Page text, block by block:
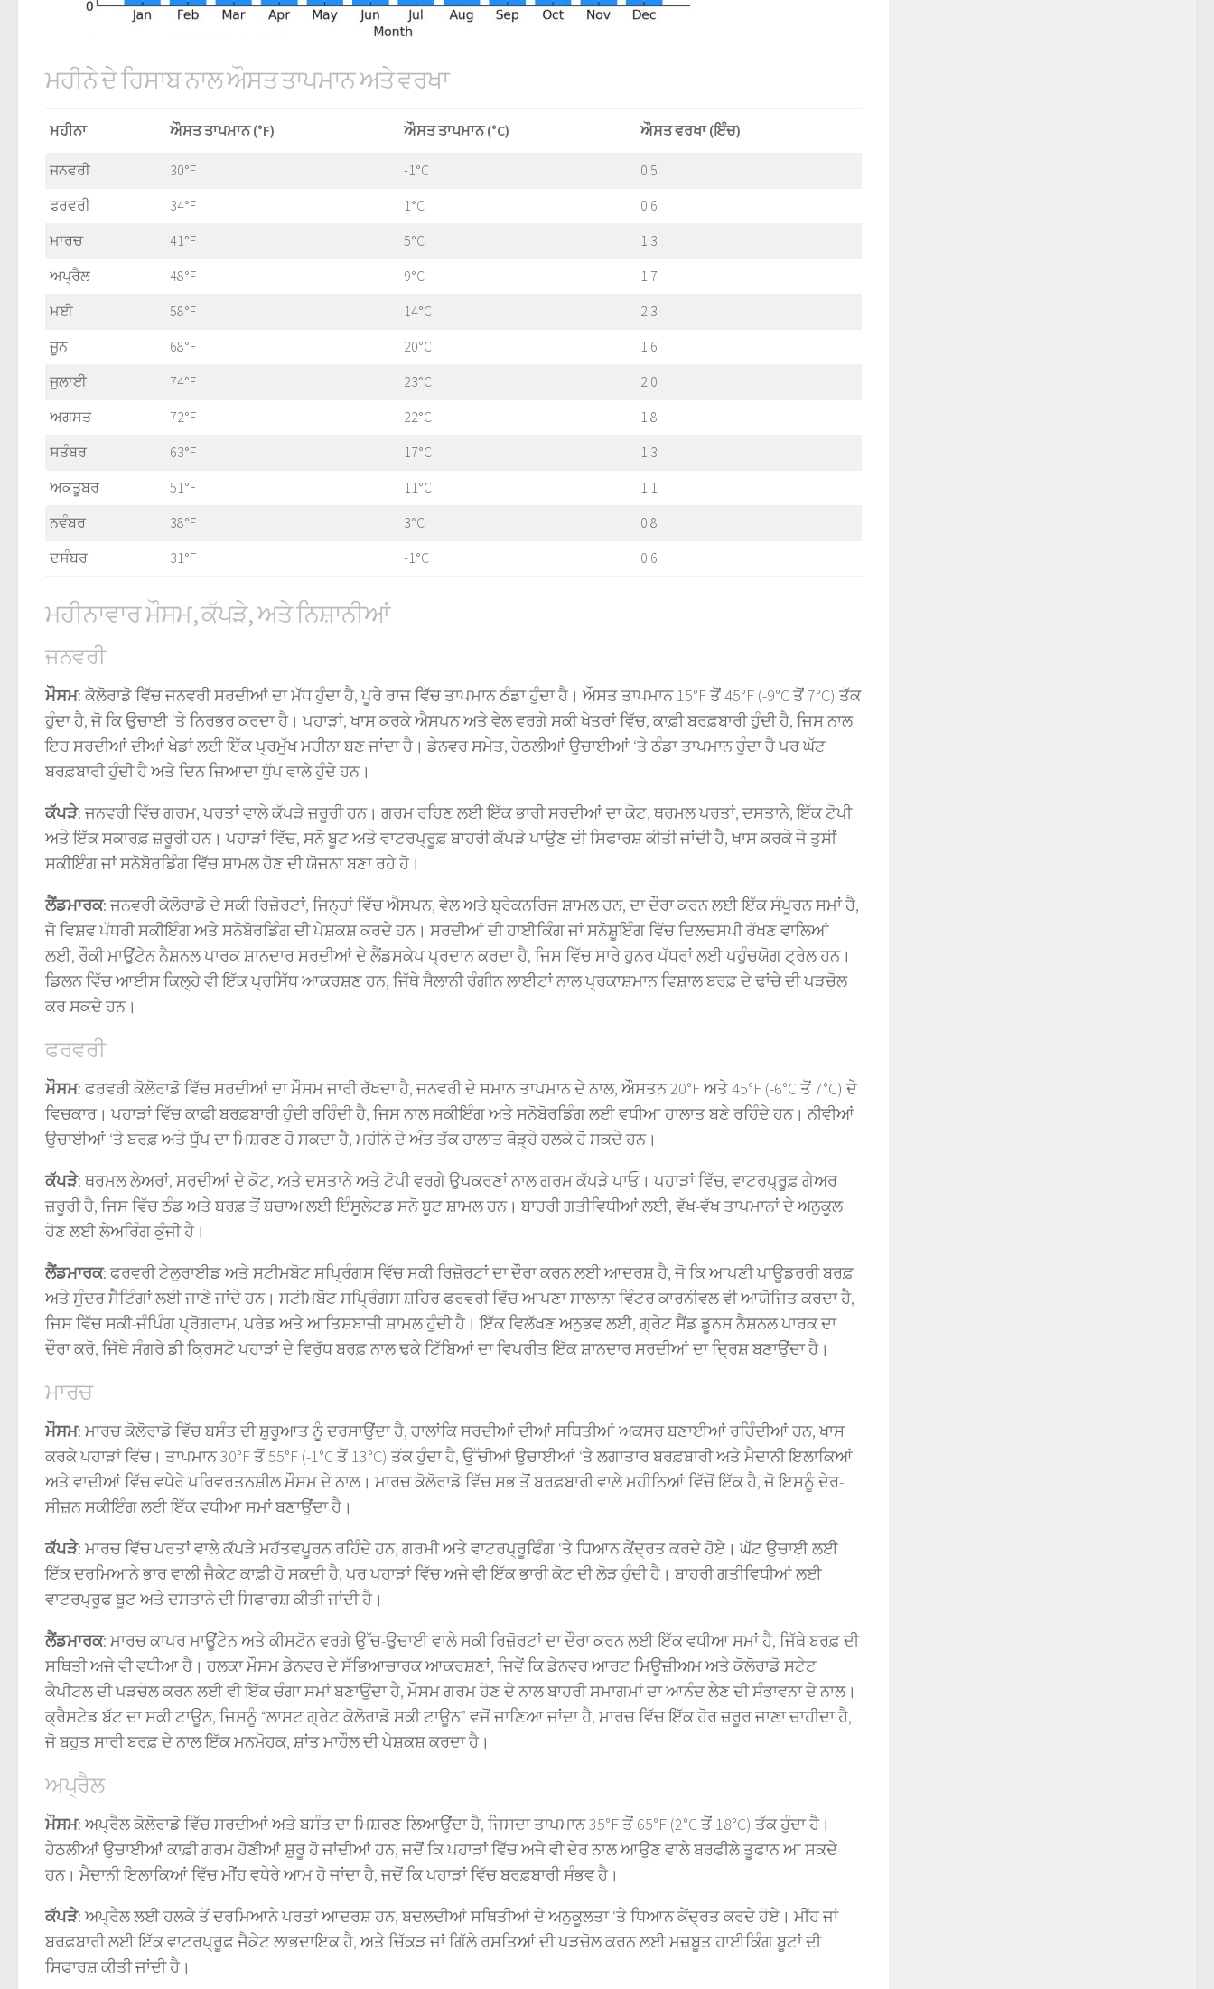
ਮਹੀਨੇ ਦੇ ਹਿਸਾਬ ਨਾਲ ਔਸਤ ਤਾਪਮਾਨ ਅਤੇ ਵਰਖਾ
ਮਹੀਨਾ ਔਸਤ ਤਾਪਮਾਨ (°F) ਔਸਤ ਤਾਪਮਾਨ (°C) ਔਸਤ ਵਰਖਾ (ਇੰਚ)
ਜਨਵਰੀ 30°F -1°C 0.5
ਫਰਵਰੀ 34°F 1°C 0.6
ਮਾਰਚ 41°F 5°C 1.3
ਅਪ੍ਰੈਲ 48°F 9°C 1.7
ਮਈ 58°F 14°C 2.3
ਜੂਨ 68°F 20°C 1.6
ਜੁਲਾਈ 74°F 23°C 2.0
ਅਗਸਤ 72°F 22°C 1.8
ਸਤੰਬਰ 63°F 17°C 1.3
ਅਕਤੂਬਰ 51°F 11°C 1.1
ਨਵੰਬਰ 38°F 3°C 0.8
ਦਸੰਬਰ 31°F -1°C 0.6
ਮਹੀਨਾਵਾਰ ਮੌਸਮ, ਕੱਪੜੇ, ਅਤੇ ਨਿਸ਼ਾਨੀਆਂ
ਜਨਵਰੀ
ਮੌਸਮ: ਕੋਲੋਰਾਡੋ ਵਿੱਚ ਜਨਵਰੀ ਸਰਦੀਆਂ ਦਾ ਮੱਧ ਹੁੰਦਾ ਹੈ, ਪੂਰੇ ਰਾਜ ਵਿੱਚ ਤਾਪਮਾਨ ਠੰਡਾ ਹੁੰਦਾ ਹੈ। ਔਸਤ ਤਾਪਮਾਨ 15°F ਤੋਂ 45°F (-9°C ਤੋਂ 7°C) ਤੱਕ
ਹੁੰਦਾ ਹੈ, ਜੋ ਕਿ ਉਚਾਈ ‘ਤੇ ਨਿਰਭਰ ਕਰਦਾ ਹੈ। ਪਹਾੜਾਂ, ਖਾਸ ਕਰਕੇ ਐਸਪਨ ਅਤੇ ਵੇਲ ਵਰਗੇ ਸਕੀ ਖੇਤਰਾਂ ਵਿੱਚ, ਕਾਫ਼ੀ ਬਰਫ਼ਬਾਰੀ ਹੁੰਦੀ ਹੈ, ਜਿਸ ਨਾਲ
ਇਹ ਸਰਦੀਆਂ ਦੀਆਂ ਖੇਡਾਂ ਲਈ ਇੱਕ ਪ੍ਰਮੁੱਖ ਮਹੀਨਾ ਬਣ ਜਾਂਦਾ ਹੈ। ਡੇਨਵਰ ਸਮੇਤ, ਹੇਠਲੀਆਂ ਉਚਾਈਆਂ ‘ਤੇ ਠੰਡਾ ਤਾਪਮਾਨ ਹੁੰਦਾ ਹੈ ਪਰ ਘੱਟ
ਬਰਫ਼ਬਾਰੀ ਹੁੰਦੀ ਹੈ ਅਤੇ ਦਿਨ ਜ਼ਿਆਦਾ ਧੁੱਪ ਵਾਲੇ ਹੁੰਦੇ ਹਨ।
ਕੱਪੜੇ: ਜਨਵਰੀ ਵਿੱਚ ਗਰਮ, ਪਰਤਾਂ ਵਾਲੇ ਕੱਪੜੇ ਜ਼ਰੂਰੀ ਹਨ। ਗਰਮ ਰਹਿਣ ਲਈ ਇੱਕ ਭਾਰੀ ਸਰਦੀਆਂ ਦਾ ਕੋਟ, ਥਰਮਲ ਪਰਤਾਂ, ਦਸਤਾਨੇ, ਇੱਕ ਟੋਪੀ
ਅਤੇ ਇੱਕ ਸਕਾਰਫ਼ ਜ਼ਰੂਰੀ ਹਨ। ਪਹਾੜਾਂ ਵਿੱਚ, ਸਨੋ ਬੂਟ ਅਤੇ ਵਾਟਰਪ੍ਰੂਫ਼ ਬਾਹਰੀ ਕੱਪੜੇ ਪਾਉਣ ਦੀ ਸਿਫਾਰਸ਼ ਕੀਤੀ ਜਾਂਦੀ ਹੈ, ਖਾਸ ਕਰਕੇ ਜੇ ਤੁਸੀਂ
ਸਕੀਇੰਗ ਜਾਂ ਸਨੋਬੋਰਡਿੰਗ ਵਿੱਚ ਸ਼ਾਮਲ ਹੋਣ ਦੀ ਯੋਜਨਾ ਬਣਾ ਰਹੇ ਹੋ।
ਲੈਂਡਮਾਰਕ: ਜਨਵਰੀ ਕੋਲੋਰਾਡੋ ਦੇ ਸਕੀ ਰਿਜ਼ੋਰਟਾਂ, ਜਿਨ੍ਹਾਂ ਵਿੱਚ ਐਸਪਨ, ਵੇਲ ਅਤੇ ਬ੍ਰੇਕਨਰਿਜ ਸ਼ਾਮਲ ਹਨ, ਦਾ ਦੌਰਾ ਕਰਨ ਲਈ ਇੱਕ ਸੰਪੂਰਨ ਸਮਾਂ ਹੈ,
ਜੋ ਵਿਸ਼ਵ ਪੱਧਰੀ ਸਕੀਇੰਗ ਅਤੇ ਸਨੋਬੋਰਡਿੰਗ ਦੀ ਪੇਸ਼ਕਸ਼ ਕਰਦੇ ਹਨ। ਸਰਦੀਆਂ ਦੀ ਹਾਈਕਿੰਗ ਜਾਂ ਸਨੋਸ਼ੂਇੰਗ ਵਿੱਚ ਦਿਲਚਸਪੀ ਰੱਖਣ ਵਾਲਿਆਂ
ਲਈ, ਰੌਕੀ ਮਾਉਂਟੇਨ ਨੈਸ਼ਨਲ ਪਾਰਕ ਸ਼ਾਨਦਾਰ ਸਰਦੀਆਂ ਦੇ ਲੈਂਡਸਕੇਪ ਪ੍ਰਦਾਨ ਕਰਦਾ ਹੈ, ਜਿਸ ਵਿੱਚ ਸਾਰੇ ਹੁਨਰ ਪੱਧਰਾਂ ਲਈ ਪਹੁੰਚਯੋਗ ਟ੍ਰੇਲ ਹਨ।
ਡਿਲਨ ਵਿੱਚ ਆਈਸ ਕਿਲ੍ਹੇ ਵੀ ਇੱਕ ਪ੍ਰਸਿੱਧ ਆਕਰਸ਼ਣ ਹਨ, ਜਿੱਥੇ ਸੈਲਾਨੀ ਰੰਗੀਨ ਲਾਈਟਾਂ ਨਾਲ ਪ੍ਰਕਾਸ਼ਮਾਨ ਵਿਸ਼ਾਲ ਬਰਫ਼ ਦੇ ਢਾਂਚੇ ਦੀ ਪੜਚੋਲ
ਕਰ ਸਕਦੇ ਹਨ।
ਫਰਵਰੀ
ਮੌਸਮ: ਫਰਵਰੀ ਕੋਲੋਰਾਡੋ ਵਿੱਚ ਸਰਦੀਆਂ ਦਾ ਮੌਸਮ ਜਾਰੀ ਰੱਖਦਾ ਹੈ, ਜਨਵਰੀ ਦੇ ਸਮਾਨ ਤਾਪਮਾਨ ਦੇ ਨਾਲ, ਔਸਤਨ 20°F ਅਤੇ 45°F (-6°C ਤੋਂ 7°C) ਦੇ
ਵਿਚਕਾਰ। ਪਹਾੜਾਂ ਵਿੱਚ ਕਾਫ਼ੀ ਬਰਫ਼ਬਾਰੀ ਹੁੰਦੀ ਰਹਿੰਦੀ ਹੈ, ਜਿਸ ਨਾਲ ਸਕੀਇੰਗ ਅਤੇ ਸਨੋਬੋਰਡਿੰਗ ਲਈ ਵਧੀਆ ਹਾਲਾਤ ਬਣੇ ਰਹਿੰਦੇ ਹਨ। ਨੀਵੀਆਂ
ਉਚਾਈਆਂ ‘ਤੇ ਬਰਫ਼ ਅਤੇ ਧੁੱਪ ਦਾ ਮਿਸ਼ਰਣ ਹੋ ਸਕਦਾ ਹੈ, ਮਹੀਨੇ ਦੇ ਅੰਤ ਤੱਕ ਹਾਲਾਤ ਥੋੜ੍ਹੇ ਹਲਕੇ ਹੋ ਸਕਦੇ ਹਨ।
ਕੱਪੜੇ: ਥਰਮਲ ਲੇਅਰਾਂ, ਸਰਦੀਆਂ ਦੇ ਕੋਟ, ਅਤੇ ਦਸਤਾਨੇ ਅਤੇ ਟੋਪੀ ਵਰਗੇ ਉਪਕਰਣਾਂ ਨਾਲ ਗਰਮ ਕੱਪੜੇ ਪਾਓ। ਪਹਾੜਾਂ ਵਿੱਚ, ਵਾਟਰਪ੍ਰੂਫ਼ ਗੇਅਰ
ਜ਼ਰੂਰੀ ਹੈ, ਜਿਸ ਵਿੱਚ ਠੰਡ ਅਤੇ ਬਰਫ਼ ਤੋਂ ਬਚਾਅ ਲਈ ਇੰਸੂਲੇਟਡ ਸਨੋ ਬੂਟ ਸ਼ਾਮਲ ਹਨ। ਬਾਹਰੀ ਗਤੀਵਿਧੀਆਂ ਲਈ, ਵੱਖ-ਵੱਖ ਤਾਪਮਾਨਾਂ ਦੇ ਅਨੁਕੂਲ
ਹੋਣ ਲਈ ਲੇਅਰਿੰਗ ਕੁੰਜੀ ਹੈ।
ਲੈਂਡਮਾਰਕ: ਫਰਵਰੀ ਟੇਲੁਰਾਈਡ ਅਤੇ ਸਟੀਮਬੋਟ ਸਪ੍ਰਿੰਗਸ ਵਿੱਚ ਸਕੀ ਰਿਜ਼ੋਰਟਾਂ ਦਾ ਦੌਰਾ ਕਰਨ ਲਈ ਆਦਰਸ਼ ਹੈ, ਜੋ ਕਿ ਆਪਣੀ ਪਾਊਡਰਰੀ ਬਰਫ਼
ਅਤੇ ਸੁੰਦਰ ਸੈਟਿੰਗਾਂ ਲਈ ਜਾਣੇ ਜਾਂਦੇ ਹਨ। ਸਟੀਮਬੋਟ ਸਪ੍ਰਿੰਗਸ ਸ਼ਹਿਰ ਫਰਵਰੀ ਵਿੱਚ ਆਪਣਾ ਸਾਲਾਨਾ ਵਿੰਟਰ ਕਾਰਨੀਵਲ ਵੀ ਆਯੋਜਿਤ ਕਰਦਾ ਹੈ,
ਜਿਸ ਵਿੱਚ ਸਕੀ-ਜੰਪਿੰਗ ਪ੍ਰੋਗਰਾਮ, ਪਰੇਡ ਅਤੇ ਆਤਿਸ਼ਬਾਜ਼ੀ ਸ਼ਾਮਲ ਹੁੰਦੀ ਹੈ। ਇੱਕ ਵਿਲੱਖਣ ਅਨੁਭਵ ਲਈ, ਗ੍ਰੇਟ ਸੈਂਡ ਡੂਨਸ ਨੈਸ਼ਨਲ ਪਾਰਕ ਦਾ
ਦੌਰਾ ਕਰੋ, ਜਿੱਥੇ ਸੰਗਰੇ ਡੀ ਕ੍ਰਿਸਟੋ ਪਹਾੜਾਂ ਦੇ ਵਿਰੁੱਧ ਬਰਫ਼ ਨਾਲ ਢਕੇ ਟਿੱਬਿਆਂ ਦਾ ਵਿਪਰੀਤ ਇੱਕ ਸ਼ਾਨਦਾਰ ਸਰਦੀਆਂ ਦਾ ਦ੍ਰਿਸ਼ ਬਣਾਉਂਦਾ ਹੈ।
ਮਾਰਚ
ਮੌਸਮ: ਮਾਰਚ ਕੋਲੋਰਾਡੋ ਵਿੱਚ ਬਸੰਤ ਦੀ ਸ਼ੁਰੂਆਤ ਨੂੰ ਦਰਸਾਉਂਦਾ ਹੈ, ਹਾਲਾਂਕਿ ਸਰਦੀਆਂ ਦੀਆਂ ਸਥਿਤੀਆਂ ਅਕਸਰ ਬਣਾਈਆਂ ਰਹਿੰਦੀਆਂ ਹਨ, ਖਾਸ
ਕਰਕੇ ਪਹਾੜਾਂ ਵਿੱਚ। ਤਾਪਮਾਨ 30°F ਤੋਂ 55°F (-1°C ਤੋਂ 13°C) ਤੱਕ ਹੁੰਦਾ ਹੈ, ਉੱਚੀਆਂ ਉਚਾਈਆਂ ‘ਤੇ ਲਗਾਤਾਰ ਬਰਫ਼ਬਾਰੀ ਅਤੇ ਮੈਦਾਨੀ ਇਲਾਕਿਆਂ
ਅਤੇ ਵਾਦੀਆਂ ਵਿੱਚ ਵਧੇਰੇ ਪਰਿਵਰਤਨਸ਼ੀਲ ਮੌਸਮ ਦੇ ਨਾਲ। ਮਾਰਚ ਕੋਲੋਰਾਡੋ ਵਿੱਚ ਸਭ ਤੋਂ ਬਰਫ਼ਬਾਰੀ ਵਾਲੇ ਮਹੀਨਿਆਂ ਵਿੱਚੋਂ ਇੱਕ ਹੈ, ਜੋ ਇਸਨੂੰ ਦੇਰ-
ਸੀਜ਼ਨ ਸਕੀਇੰਗ ਲਈ ਇੱਕ ਵਧੀਆ ਸਮਾਂ ਬਣਾਉਂਦਾ ਹੈ।
ਕੱਪੜੇ: ਮਾਰਚ ਵਿੱਚ ਪਰਤਾਂ ਵਾਲੇ ਕੱਪੜੇ ਮਹੱਤਵਪੂਰਨ ਰਹਿੰਦੇ ਹਨ, ਗਰਮੀ ਅਤੇ ਵਾਟਰਪ੍ਰੂਫਿੰਗ ‘ਤੇ ਧਿਆਨ ਕੇਂਦ੍ਰਤ ਕਰਦੇ ਹੋਏ। ਘੱਟ ਉਚਾਈ ਲਈ
ਇੱਕ ਦਰਮਿਆਨੇ ਭਾਰ ਵਾਲੀ ਜੈਕੇਟ ਕਾਫ਼ੀ ਹੋ ਸਕਦੀ ਹੈ, ਪਰ ਪਹਾੜਾਂ ਵਿੱਚ ਅਜੇ ਵੀ ਇੱਕ ਭਾਰੀ ਕੋਟ ਦੀ ਲੋੜ ਹੁੰਦੀ ਹੈ। ਬਾਹਰੀ ਗਤੀਵਿਧੀਆਂ ਲਈ
ਵਾਟਰਪ੍ਰੂਫ ਬੂਟ ਅਤੇ ਦਸਤਾਨੇ ਦੀ ਸਿਫਾਰਸ਼ ਕੀਤੀ ਜਾਂਦੀ ਹੈ।
ਲੈਂਡਮਾਰਕ: ਮਾਰਚ ਕਾਪਰ ਮਾਊਂਟੇਨ ਅਤੇ ਕੀਸਟੋਨ ਵਰਗੇ ਉੱਚ-ਉਚਾਈ ਵਾਲੇ ਸਕੀ ਰਿਜ਼ੋਰਟਾਂ ਦਾ ਦੌਰਾ ਕਰਨ ਲਈ ਇੱਕ ਵਧੀਆ ਸਮਾਂ ਹੈ, ਜਿੱਥੇ ਬਰਫ਼ ਦੀ
ਸਥਿਤੀ ਅਜੇ ਵੀ ਵਧੀਆ ਹੈ। ਹਲਕਾ ਮੌਸਮ ਡੇਨਵਰ ਦੇ ਸੱਭਿਆਚਾਰਕ ਆਕਰਸ਼ਣਾਂ, ਜਿਵੇਂ ਕਿ ਡੇਨਵਰ ਆਰਟ ਮਿਊਜ਼ੀਅਮ ਅਤੇ ਕੋਲੋਰਾਡੋ ਸਟੇਟ
ਕੈਪੀਟਲ ਦੀ ਪੜਚੋਲ ਕਰਨ ਲਈ ਵੀ ਇੱਕ ਚੰਗਾ ਸਮਾਂ ਬਣਾਉਂਦਾ ਹੈ, ਮੌਸਮ ਗਰਮ ਹੋਣ ਦੇ ਨਾਲ ਬਾਹਰੀ ਸਮਾਗਮਾਂ ਦਾ ਆਨੰਦ ਲੈਣ ਦੀ ਸੰਭਾਵਨਾ ਦੇ ਨਾਲ।
ਕ੍ਰੈਸਟੇਡ ਬੱਟ ਦਾ ਸਕੀ ਟਾਊਨ, ਜਿਸਨੂੰ “ਲਾਸਟ ਗ੍ਰੇਟ ਕੋਲੋਰਾਡੋ ਸਕੀ ਟਾਊਨ” ਵਜੋਂ ਜਾਣਿਆ ਜਾਂਦਾ ਹੈ, ਮਾਰਚ ਵਿੱਚ ਇੱਕ ਹੋਰ ਜ਼ਰੂਰ ਜਾਣਾ ਚਾਹੀਦਾ ਹੈ,
ਜੋ ਬਹੁਤ ਸਾਰੀ ਬਰਫ਼ ਦੇ ਨਾਲ ਇੱਕ ਮਨਮੋਹਕ, ਸ਼ਾਂਤ ਮਾਹੌਲ ਦੀ ਪੇਸ਼ਕਸ਼ ਕਰਦਾ ਹੈ।
ਅਪ੍ਰੈਲ
ਮੌਸਮ: ਅਪ੍ਰੈਲ ਕੋਲੋਰਾਡੋ ਵਿੱਚ ਸਰਦੀਆਂ ਅਤੇ ਬਸੰਤ ਦਾ ਮਿਸ਼ਰਣ ਲਿਆਉਂਦਾ ਹੈ, ਜਿਸਦਾ ਤਾਪਮਾਨ 35°F ਤੋਂ 65°F (2°C ਤੋਂ 18°C) ਤੱਕ ਹੁੰਦਾ ਹੈ।
ਹੇਠਲੀਆਂ ਉਚਾਈਆਂ ਕਾਫ਼ੀ ਗਰਮ ਹੋਣੀਆਂ ਸ਼ੁਰੂ ਹੋ ਜਾਂਦੀਆਂ ਹਨ, ਜਦੋਂ ਕਿ ਪਹਾੜਾਂ ਵਿੱਚ ਅਜੇ ਵੀ ਦੇਰ ਨਾਲ ਆਉਣ ਵਾਲੇ ਬਰਫੀਲੇ ਤੂਫਾਨ ਆ ਸਕਦੇ
ਹਨ। ਮੈਦਾਨੀ ਇਲਾਕਿਆਂ ਵਿੱਚ ਮੀਂਹ ਵਧੇਰੇ ਆਮ ਹੋ ਜਾਂਦਾ ਹੈ, ਜਦੋਂ ਕਿ ਪਹਾੜਾਂ ਵਿੱਚ ਬਰਫ਼ਬਾਰੀ ਸੰਭਵ ਹੈ।
ਕੱਪੜੇ: ਅਪ੍ਰੈਲ ਲਈ ਹਲਕੇ ਤੋਂ ਦਰਮਿਆਨੇ ਪਰਤਾਂ ਆਦਰਸ਼ ਹਨ, ਬਦਲਦੀਆਂ ਸਥਿਤੀਆਂ ਦੇ ਅਨੁਕੂਲਤਾ ‘ਤੇ ਧਿਆਨ ਕੇਂਦ੍ਰਤ ਕਰਦੇ ਹੋਏ। ਮੀਂਹ ਜਾਂ
ਬਰਫ਼ਬਾਰੀ ਲਈ ਇੱਕ ਵਾਟਰਪ੍ਰੂਫ਼ ਜੈਕੇਟ ਲਾਭਦਾਇਕ ਹੈ, ਅਤੇ ਚਿੱਕੜ ਜਾਂ ਗਿੱਲੇ ਰਸਤਿਆਂ ਦੀ ਪੜਚੋਲ ਕਰਨ ਲਈ ਮਜ਼ਬੂਤ ​​ਹਾਈਕਿੰਗ ਬੂਟਾਂ ਦੀ
ਸਿਫਾਰਸ਼ ਕੀਤੀ ਜਾਂਦੀ ਹੈ।